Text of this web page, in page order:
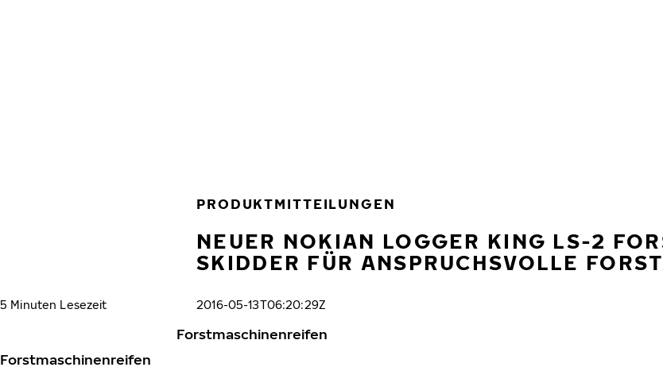
PRODUKTMITTEILUNGEN
NEUER NOKIAN LOGGER KING LS-2
SKIDDER FÜR ANSPRUCHSVOLLE
5 Minuten Lesezeit 2016-05-13T06:20:29Z
Forstmaschinenreifen
Forstmaschinenreifen